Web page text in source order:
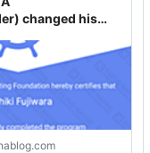
changed his